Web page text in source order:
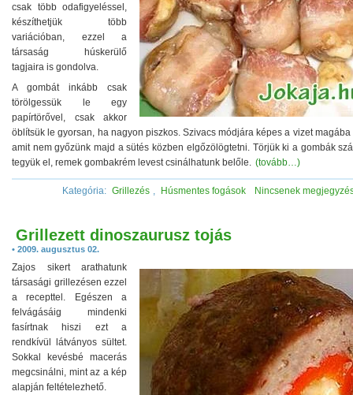
csak több odafigyeléssel,
készíthetjük több
variációban, ezzel a
társaság húskerülő
tagjaira is gondolva.
A gombát inkább csak
törölgessük le egy
papírtörővel, csak akkor
öblítsük le gyorsan, ha nagyon piszkos. Szivacs módjára képes a vizet magába
amit nem győzünk majd a sütés közben elgőzölögtetni. Törjük ki a gombák
tegyük el, remek gombakrém levest csinálhatunk belőle. (tovább…)
Kategória: Grillezés , Húsmentes fogások Nincsenek
Grillezett dinoszaurusz tojás
• 2009. augusztus 02.
Zajos sikert arathatunk
társasági grillezésen ezzel
a recepttel. Egészen a
felvágásáig mindenki
fasírtnak hiszi ezt a
rendkívül látványos sültet.
Sokkal kevésbé macerás
megcsinálni, mint az a kép
alapján feltételezhető.